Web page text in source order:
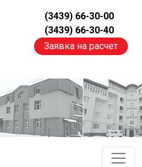
(3439) 66-30-00
(3439) 66-30-40
Заявка на расчет